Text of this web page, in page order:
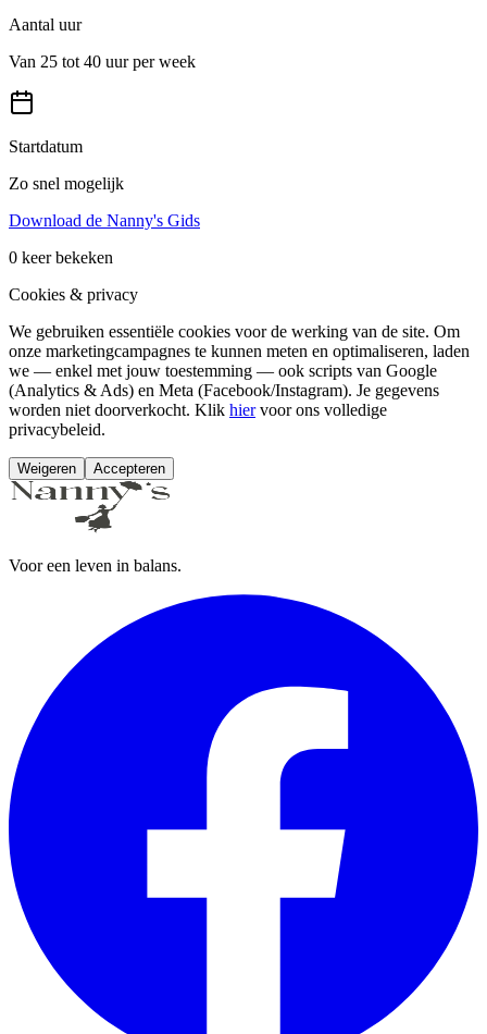
Aantal uur
Van 25 tot 40 uur per week
Startdatum
Zo snel mogelijk
Download de Nanny's Gids
0 keer bekeken
Cookies & privacy
We gebruiken essentiële cookies voor de werking van de site. Om
onze marketingcampagnes te kunnen meten en optimaliseren, laden
we — enkel met jouw toestemming — ook scripts van Google
(Analytics & Ads) en Meta (Facebook/Instagram). Je gegevens
worden niet doorverkocht. Klik hiervoor ons volledige
privacybeleid.
Weigeren Accepteren
Voor een leven in balans.